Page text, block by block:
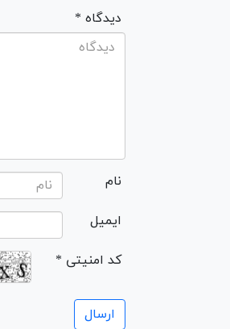
* دیدگاه
نام
ایمیل
* کد امنیتی